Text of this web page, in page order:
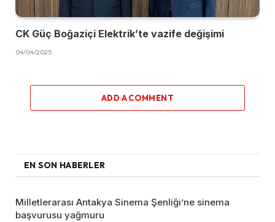
CK Güç Boğaziçi Elektrik’te vazife değişimi
04/04/2025
ADD A COMMENT
EN SON HABERLER
Milletlerarası Antakya Sinema Şenliği’ne sinema
başvurusu yağmuru